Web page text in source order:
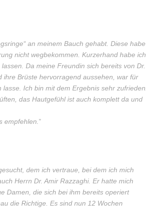
an meinem Bauch gehabt. Diese habe
nicht wegbekommen. Kurzerhand habe ich
Da meine Freundin sich bereits von Dr.
Brüste hervorragend aussehen, war für
Ich bin mit dem Ergebnis sehr zufrieden.
das Hautgefühl ist auch komplett da und
empfehlen. ”
dem ich vertraue, bei dem ich mich
Herrn Dr. Amir Razzaghi. Er hatte mich
Damen, die sich bei ihm bereits operiert
die Richtige. Es sind nun 12 Wochen